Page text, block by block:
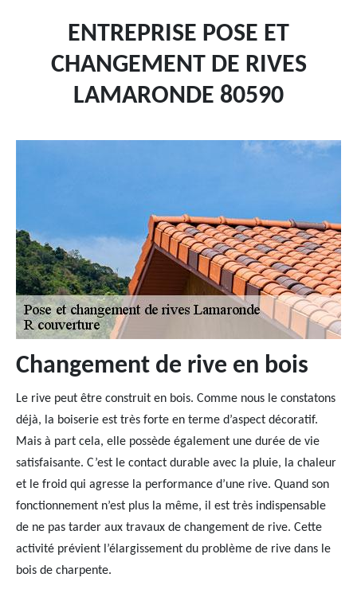
ENTREPRISE POSE ET
CHANGEMENT DE RIVES
LAMARONDE 80590
Changement de rive en bois
Le rive peut être construit en bois. Comme nous le constatons
déjà, la boiserie est très forte en terme d’aspect décoratif.
Mais à part cela, elle possède également une durée de vie
satisfaisante. C’est le contact durable avec la pluie, la chaleur
et le froid qui agresse la performance d’une rive. Quand son
fonctionnement n’est plus la même, il est très indispensable
de ne pas tarder aux travaux de changement de rive. Cette
activité prévient l’élargissement du problème de rive dans le
bois de charpente.